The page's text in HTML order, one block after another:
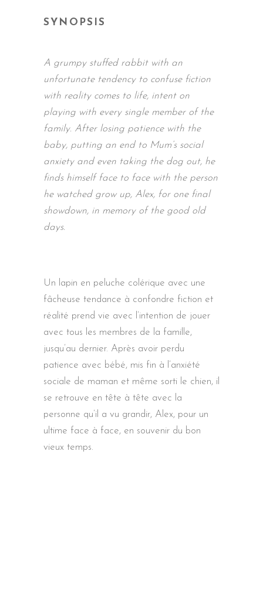
SYNOPSIS
A grumpy stuffed rabbit with an
unfortunate tendency to confuse fiction
with reality comes to life, intent on
playing with every single member of the
family. After losing patience with the
baby, putting an end to Mum’s social
anxiety and even taking the dog out, he
finds himself face to face with the person
he watched grow up, Alex, for one final
showdown, in memory of the good old
days.
Un lapin en peluche colérique avec une
fâcheuse tendance à confondre fiction et
réalité prend vie avec l’intention de jouer
avec tous les membres de la famille,
jusqu’au dernier. Après avoir perdu
patience avec bébé, mis fin à l’anxiété
sociale de maman et même sorti le chien, il
se retrouve en tête à tête avec la
personne qu’il a vu grandir, Alex, pour un
ultime face à face, en souvenir du bon
vieux temps.